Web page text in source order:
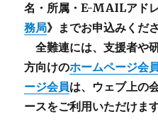
名・所属・E-MAILアド
務局》までお申込みくださ
全難連には、支援者や
方向けのホームページ会
ージ会員は、ウェブ上の
ースをご利用いただけます